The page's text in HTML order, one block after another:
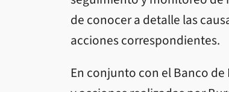
de conocer a detalle las
acciones correspondientes.
En conjunto con el Banco